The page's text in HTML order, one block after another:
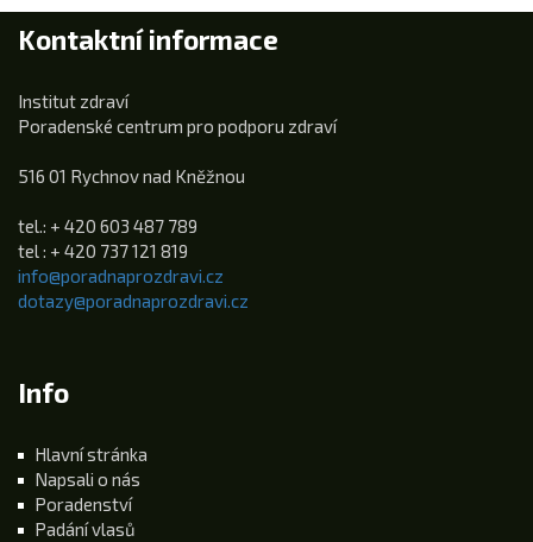
Kontaktní informace
Institut zdraví
Poradenské centrum pro podporu zdraví
516 01 Rychnov nad Kněžnou
tel.: + 420 603 487 789
tel : + 420 737 121 819
info@poradnaprozdravi.cz
dotazy@poradnaprozdravi.cz
Info
Hlavní stránka
Napsali o nás
Poradenství
Padání vlasů